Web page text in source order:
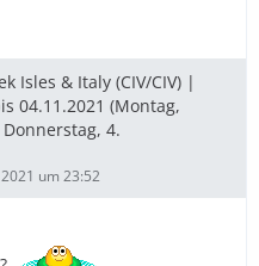
Isles & Italy (CIV/CIV) |
04.11.2021 (Montag,
4.
um 23:52